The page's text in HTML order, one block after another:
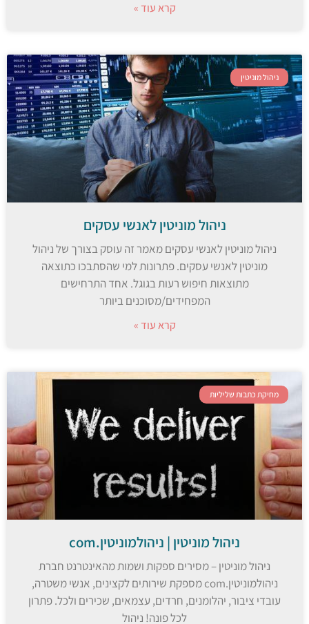
קרא עוד »
ניהול מוניטין
ניהול מוניטין לאנשי עסקים
ניהול מוניטין לאנשי עסקים מאמר זה עוסק בצורך של ניהול
מוניטין לאנשי עסקים. פתרונות למי שהסתבכו כתוצאה
מתוצאות חיפוש רעות בגוגל. אחד התרחישים
המפחידים/מסוכנים ביותר
קרא עוד »
מחיקת כתבות שליליות
ניהול מוניטין | ניהולמוניטין.com
ניהול מוניטין – מסירים ספקות ושמות מהאינטרנט חברת
ניהולמוניטין.com מספקת שירותים לקצינים, אנשי משטרה,
עובדי ציבור, יהלומנים, חרדים, עצמאים, שכירים ולכל. פתרון
לכל פונה! ניהול